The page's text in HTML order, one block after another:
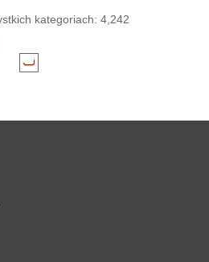
kategoriach: 4,242